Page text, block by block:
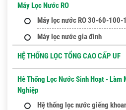
Máy Lọc Nước RO
Máy lọc nước RO 30-60-
Máy lọc nước gia đình
HỆ THỐNG LỌC TỔNG CAO CẤP UF
Hê Thống Lọc Nước Sinh Hoạt - Làm
Nghiệp
Hệ thống lọc nước giếng